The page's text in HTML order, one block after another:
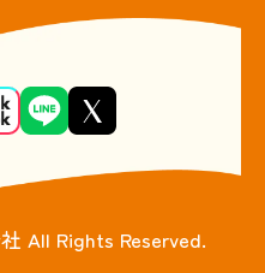
All Rights Reserved.